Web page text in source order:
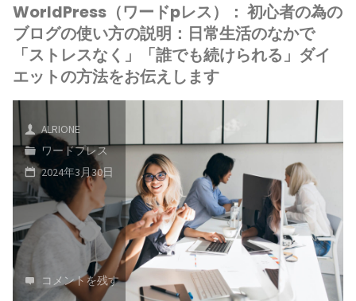
ド
プ
レ
初
心
者
の
為
WorldPress（ワードpレス）： 初心者の為の
ブログの使い方の説明：日常生活のなかで
「ストレスなく」「誰でも続けられる」ダイ
エットの方法をお伝えします
ALRIONE
ワードプレス
2024年3月30日
コメントを残す